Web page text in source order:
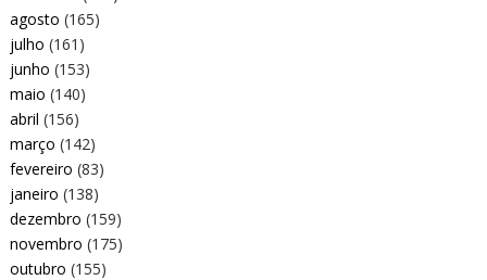
agosto (165)
julho (161)
junho (153)
maio (140)
abril (156)
março (142)
fevereiro (83)
janeiro (138)
dezembro (159)
novembro (175)
outubro (155)